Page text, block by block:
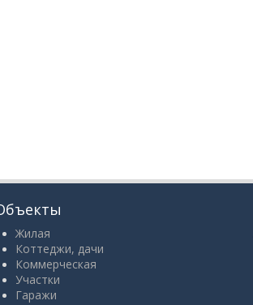
Жилая
Коттеджи, дачи
Коммерческая
Участки
Гаражи